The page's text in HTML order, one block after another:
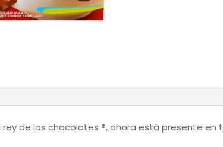
rey de los chocolates ®, ahora está presente en